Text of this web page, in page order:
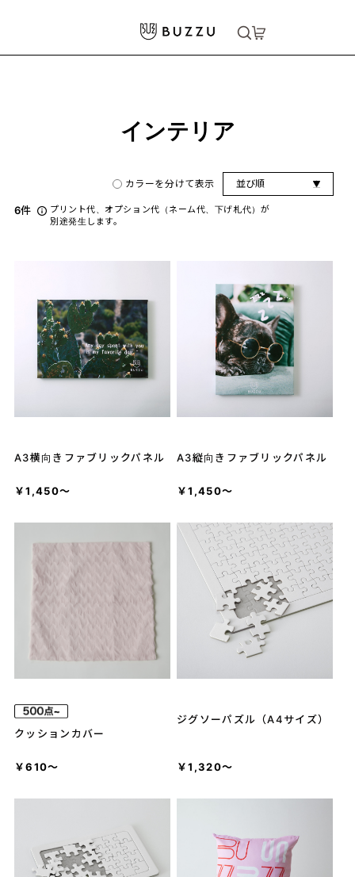
インテリア
6件
カラーを分けて表示 並び順
プリント代、オプション代（ネーム代、下げ札代）が
別途発生します。
A3横向きファブリックパネル
￥1,450～
A3縦向きファブリックパネル
￥1,450～
クッションカバー
￥610～
ジグソーパズル（A4サイズ）
￥1,320～